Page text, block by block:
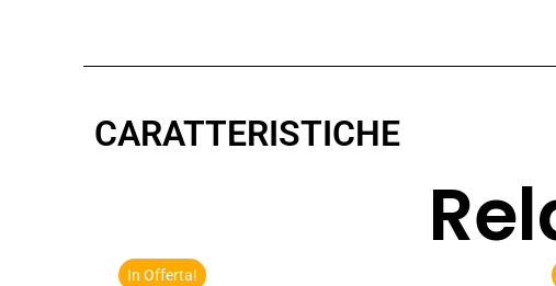
CARATTERISTICHE
In Offerta!